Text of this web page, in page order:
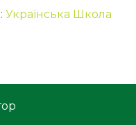
Українська Школа